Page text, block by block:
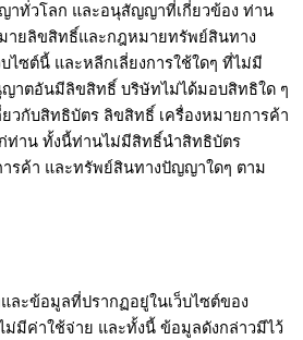
ทั่วโลก และอนุสัญญาที่เกี่ยวข้อง ท่าน
ายลิขสิทธิ์และกฎหมายทรัพย์สินทาง
ไซต์นี้ และหลีกเลี่ยงการใช้ใดๆ ที่ไม่มี
าตอันมีลิขสิทธิ์ บริษัทไม่ได้มอบสิทธิใด ๆ
วกับสิทธิบัตร ลิขสิทธิ์ เครื่องหมายการค้า
ท่าน ทั้งนี้ท่านไม่มีสิทธิ์นำสิทธิบัตร
รค้า และทรัพย์สินทางปัญญาใดๆ ตาม
ละข้อมูลที่ปรากฏอยู่ในเว็บไซต์ของ
ม่มีค่าใช้จ่าย และทั้งนี้ ข้อมูลดังกล่าวมีไว้